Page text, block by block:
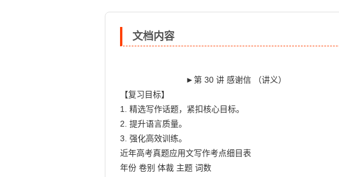
文档内容
【复习目标】
1. 精选写作话题，紧扣核心目标。
2. 提升语言质量。
3. 强化高效训练。
近年高考真题应用文写作考点细目表
年份 卷别 体裁 主题 词数